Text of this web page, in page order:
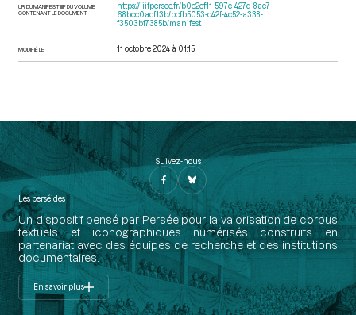
URI DU MANIFEST IIIF DU VOLUME
CONTENANT LE DOCUMENT
https://iiif.persee.fr/b0e2cf11-597c-427d-8ac7-
68bcc0acf13b/bcfb5053-c42f-4c52-a338-
f3503bf7385b/manifest
MODIFIÉ LE 11 octobre 2024 à 01:15
Suivez-nous
Les perséides
Un dispositif pensé par Persée pour la valorisation de corpus
textuels et iconographiques numérisés construits en
partenariat avec des équipes de recherche et des institutions
documentaires.
En savoir plus